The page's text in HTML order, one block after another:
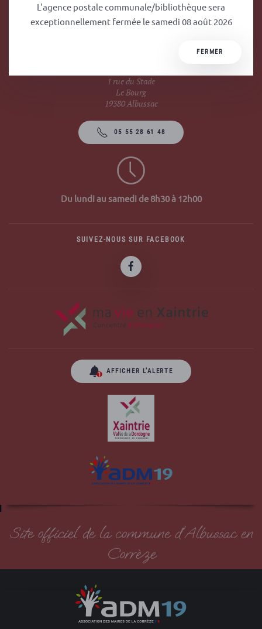
1 rue du Stade
Le Bourg
19380 Albussac
05 55 28 61 48
Du lundi au samedi de 8h30 à 12h00
SUIVEZ-NOUS SUR FACEBOOK
AFFICHER L’ALERTE
Site officiel de la commune d'Albussac en
Corrèze
L'agence postale communale/bibliothèque sera
exceptionnellement fermée le samedi 08 août 2026
FERMER